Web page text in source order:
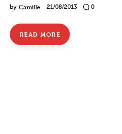
by Camille 21/08/2013 0
READ MORE